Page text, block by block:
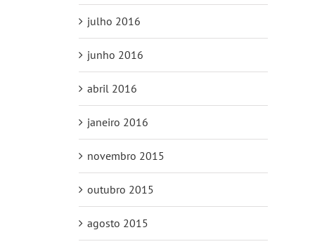
julho 2016
junho 2016
abril 2016
janeiro 2016
novembro 2015
outubro 2015
agosto 2015